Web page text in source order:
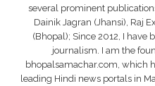
several prominent
Dainik Jagran (Jhansi), Raj
(Bhopal); Since 2012, I have
journalism. I am the
bhopalsamachar.com, which
leading Hindi news portals in